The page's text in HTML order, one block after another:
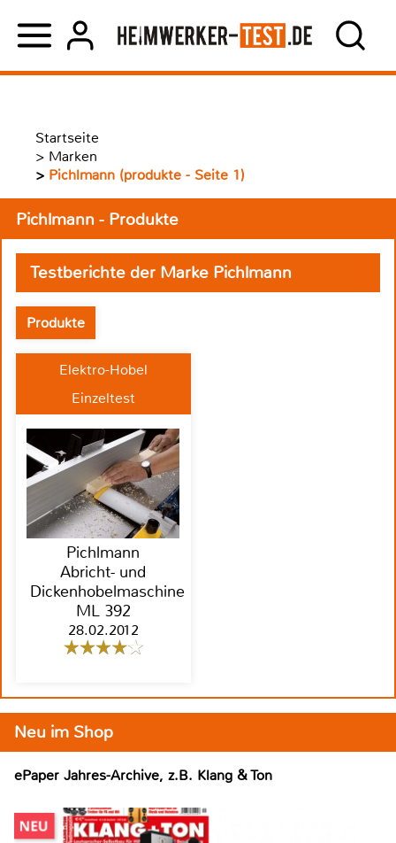
Startseite
> Marken
> Pichlmann (produkte - Seite 1)
Pichlmann - Produkte
Testberichte der Marke Pichlmann
Produkte
Elektro-Hobel
Einzeltest
Pichlmann
Abricht- und
Dickenhobelmaschine
ML 392
28.02.2012
Neu im Shop
ePaper Jahres-Archive, z.B. Klang & Ton